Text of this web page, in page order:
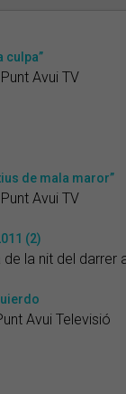
culpa”
Avui TV
de mala maror”
Avui TV
(2)
la nit del darrer
Avui Televisió